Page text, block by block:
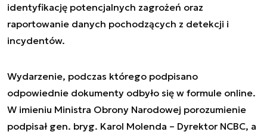
identyfikację potencjalnych zagrożeń oraz
raportowanie danych pochodzących z detekcji i
incydentów.
Wydarzenie, podczas którego podpisano
odpowiednie dokumenty odbyło się w formule online.
W imieniu Ministra Obrony Narodowej porozumienie
podpisał gen. bryg. Karol Molenda – Dyrektor NCBC, a